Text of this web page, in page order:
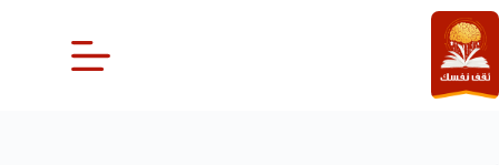
التجاوز
إلى
المحتوى